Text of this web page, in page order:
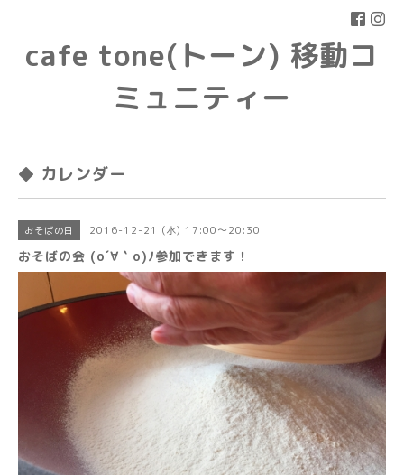
cafe tone(トーン) 移動コ
ミュニティー
◆ カレンダー
おそばの日 2016-12-21 (水) 17:00～20:30
おそばの会 (o´∀｀o)ﾉ参加できます！